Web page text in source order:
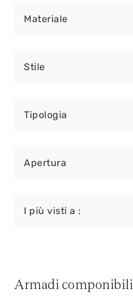
Materiale
Stile
Tipologia
Apertura
I più visti a :
Armadi componibili